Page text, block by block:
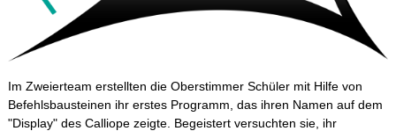
Im Zweierteam erstellten die Oberstimmer Schüler mit Hilfe von
Befehlsbausteinen ihr erstes Programm, das ihren Namen auf dem
"Display" des Calliope zeigte. Begeistert versuchten sie, ihr